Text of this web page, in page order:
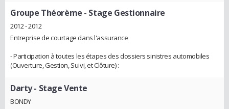
Groupe Théorème - Stage Gestionnaire
2012 - 2012
Entreprise de courtage dans l'assurance
- Participation à toutes les étapes des dossiers sinistres automobiles
(Ouverture, Gestion, Suivi, et Clôture) :
Darty- Stage Vente
BONDY